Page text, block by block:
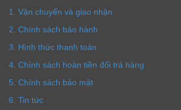
1. Vận chuyển và giao nhận
2. Chính sách bảo hành
3. Hình thức thanh toán
4. Chính sách hoàn tiền đổi trả hàng
5. Chính sách bảo mật
6. Tin tức